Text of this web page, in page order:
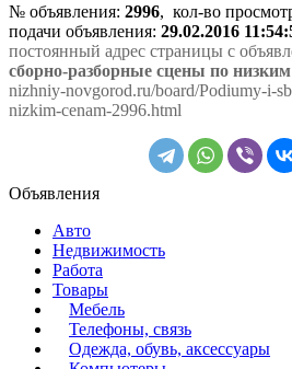
№ объявления: 2996, кол-во
подачи объявления: 29.02.2016
постоянный адрес страницы с
сборно-разборные сцены по
nizhniy-novgorod.ru/board/Podiumy-i-
nizkim-cenam-2996.html
Объявления
Авто
Недвижимость
Работа
Товары
Мебель
Телефоны, связь
Одежда, обувь, аксессуары